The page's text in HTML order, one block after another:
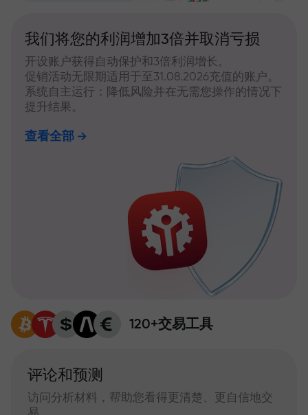
我们将您的利润增加3倍并取消亏损
开设账户获得自动保护和3倍利润增长。
促销活动无限期适用于至31.08.2026充值的账户。
系统自主运行：降低风险并在无需您操作的情况下
提升结果。
查看全部
120+交易工具
评论和预测
访问分析材料，帮助您看得更清楚、更自信地交
易